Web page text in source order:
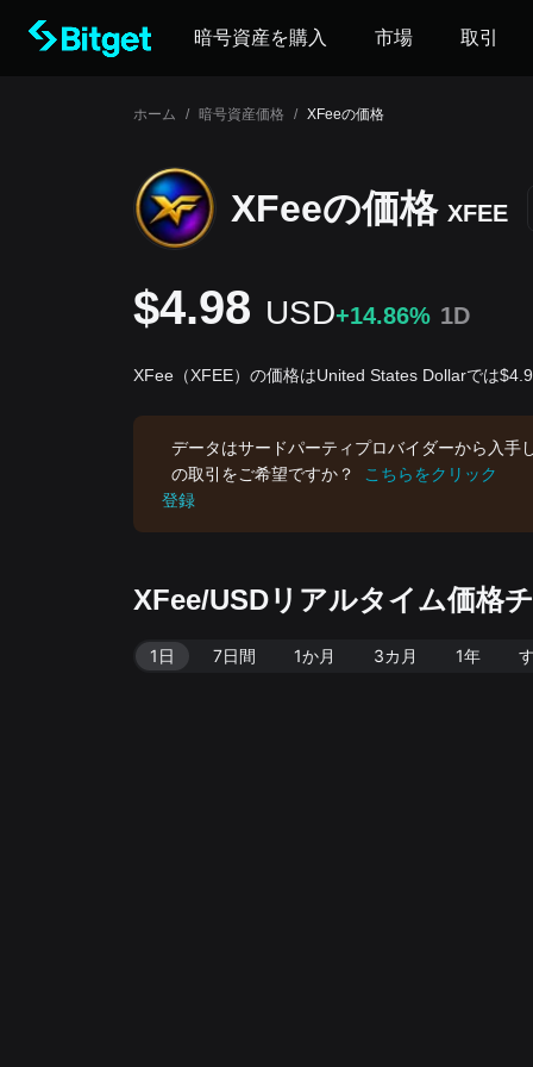
暗号資産を購入 市場 取引
ホーム / 暗号資産価格 / XFeeの価格
XFeeの‌価格 XFEE
$4.98 USD+14.86% 1D
XFee（XFEE）の価格はUnited States Dollarでは
データはサードパーティプロバイダーから入手
の取引をご希望ですか？
こちらをクリック
登録
XFee/USDリアルタイム価格
1日 7日間 1か月 3カ月 1年